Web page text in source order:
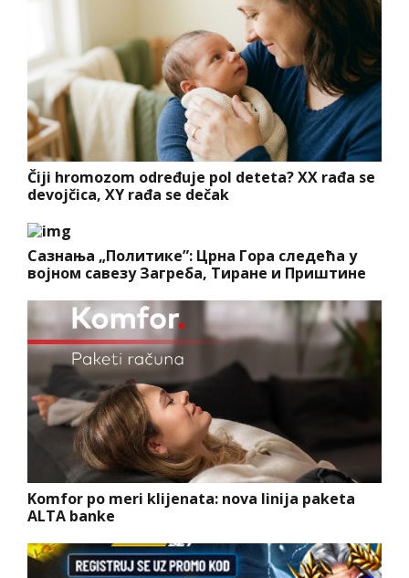
Čiji hromozom određuje pol deteta? XX rađa se
devojčica, XY rađa se dečak
Сазнања „Политике”: Црна Гора следећа у
војном савезу Загреба, Тиране и Приштине
Komfor po meri klijenata: nova linija paketa
ALTA banke